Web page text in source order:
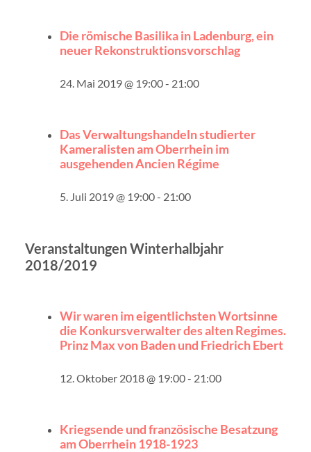
Die römische Basilika in Ladenburg, ein
neuer Rekonstruktionsvorschlag
24. Mai 2019 @ 19:00- 21:00
Das Verwaltungshandeln studierter
Kameralisten am Oberrhein im
ausgehenden Ancien Régime
5. Juli 2019 @ 19:00- 21:00
Veranstaltungen Winterhalbjahr
2018/2019
Wir waren im eigentlichsten Wortsinne
die Konkursverwalter des alten Regimes.
Prinz Max von Baden und Friedrich Ebert
12. Oktober 2018 @ 19:00- 21:00
Kriegsende und französische Besatzung
am Oberrhein 1918-1923